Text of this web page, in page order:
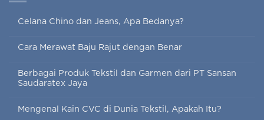
Celana Chino dan Jeans, Apa Bedanya?
Cara Merawat Baju Rajut dengan Benar
Berbagai Produk Tekstil dan Garmen dari PT Sansan
Saudaratex Jaya
Mengenal Kain CVC di Dunia Tekstil, Apakah Itu?